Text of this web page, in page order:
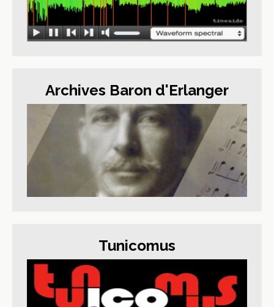
Archives Baron d'Erlanger
Tunicomus